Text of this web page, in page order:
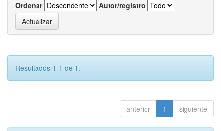
Ordenar
Autor/registro
Resultados 1-1 de 1.
anterior 1 siguiente